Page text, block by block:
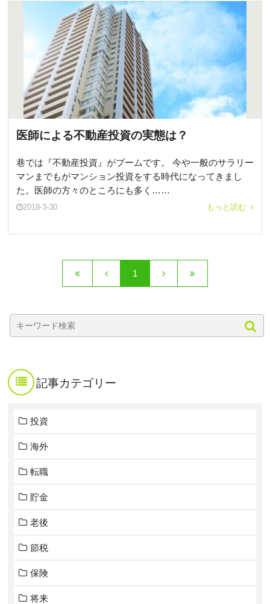
医師による不動産投資の実態は？
巷では『不動産投資』がブームです。 今や一般のサラリー
マンまでもがマンション投資をする時代になってきまし
た。医師の方々のところにも多く……
2018-3-30 もっと読む
1
記事カテゴリー
投資
海外
転職
貯金
老後
節税
保険
将来